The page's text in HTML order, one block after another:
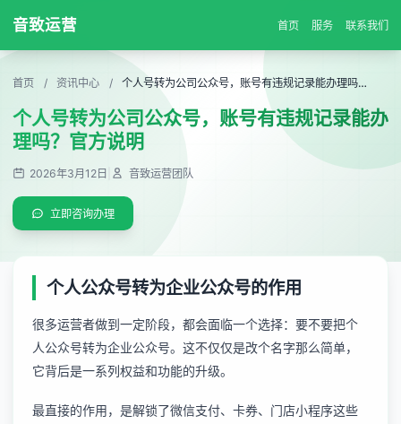
音致运营 首页 服务 联系我们
首页 / 资讯中心 / 个人号转为公司公众号，账号有违规记录能办理吗？官方说明
个人号转为公司公众号，账号有违规记录能办
理吗？官方说明
2026年3月12日 音致运营团队
立即咨询办理
个人公众号转为企业公众号的作用
很多运营者做到一定阶段，都会面临一个选择：要不要把个
人公众号转为企业公众号。这不仅仅是改个名字那么简单，
它背后是一系列权益和功能的升级。
最直接的作用，是解锁了微信支付、卡券、门店小程序这些